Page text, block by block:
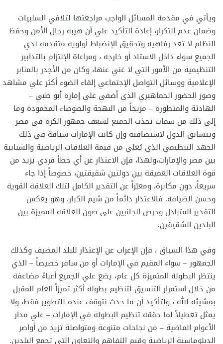
ويأتي في مقدمة المسائل الواجب مراجعتها لتلافي السلبيات
وضمان عدم التكرار، إعادة التأكيد علي أن هيبة رجال الأمن وحفظ
النظام لا تعد رفاهية وتحقيق الإنضباط أولوية متقدمة لدي
الجميع سواء داخل الاستاد أو خارجه ، ومراعاة الإلتزام بالتدابير
التنظيمية من الأمور التي لا غني عنها، وكان من الأجدر بالمنابر
الإعلامية ووسائل التواصل الإجتماعي إلقاء الضوء أكثر علي مشاهد
وصور الحضور الجماهيري الذي أضفي علي إمارة أبو ظبي –
الهادئة والمتطورة – مزيجاً من البهجة والضوضاء المحمودة وما
إلي ذلك من سمات تجذب الجميع لشغف جمهور الكرة في مصر
وتتسابق الدول لاستضافته وإن كانت الإمارات سباقة في ذلك
الجهد التنظيمي الذي يُعلي من قيمة العلاقات الرياضية والشبابية
بين مصر والإمارات،ولهذا، فإن الاعتذار عن أي خطأ فردي يزيد من
قوة العلاقات العميقة بين دولتين شقيقتين، خصوصاً إذا جاء
سريعاً، دون مكابرة، ومعبّراً عن التقدير الكامل لتلك العلاقة القوية
وحسن الضيافة. فالاعتذار دائماً من شيم الكبار، وهو يعكس
التقدير المتبادل وحرص الجانبين على صون العلاقة المميزة بين
البلدين الشقيقين.
وفي هذا السياق ، فإن الإعراب عن الإعتذار للبلد المضيف وكذلك
الجمهور – سواء المقيم في الإمارات أو من سافر خصيصاً – الذي
ينتظر البطولة المتميزة كل عام، يضع علي الجميع أعباءً مضاعفة
من خلال استمرار التنسيق لتنظيم بطولة أكثر تميزاً العام المقبل
بمشيئة الله ، ولتأكيد أن ما حدث نتوقف عنده للتطوير فقط، ولا
يمثل تعطيلاً لما حققه تنظيم البطولة في الإمارات – علي مدار
الأعوام الماضية – من نجاحات متنوعة ومتواصلة تزيد من أواصر
الدبلوماسية الرياضية وقيم التفاهم والتعاون التي تجمع البلدين.